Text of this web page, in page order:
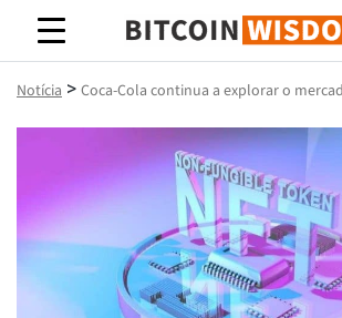
Sabedoria do Bitcoin
Notícia > Coca-Cola continua a explorar o